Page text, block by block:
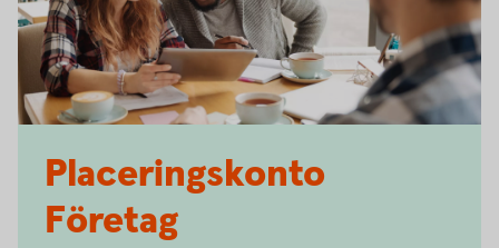
Placeringskonto
Företag